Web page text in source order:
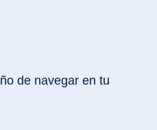
de navegar en tu